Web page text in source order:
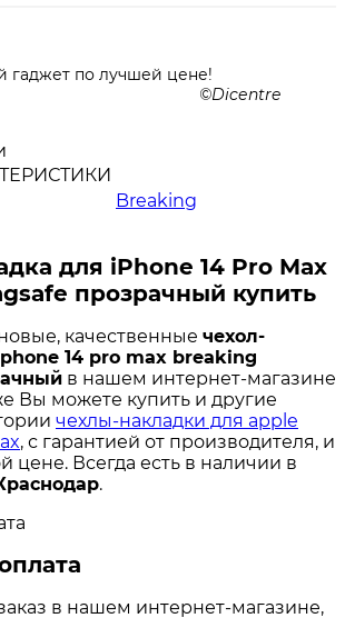
гаджет по лучшей цене!
Dicentre
Breaking
для iPhone 14 Pro Max
прозрачный купить
качественные чехол-
14 pro max breaking
в нашем интернет-магазине
Вы можете купить и другие
чехлы-накладки для apple
, с гарантией от производителя, и
цене. Всегда есть в наличии в
.
в нашем интернет-магазине,